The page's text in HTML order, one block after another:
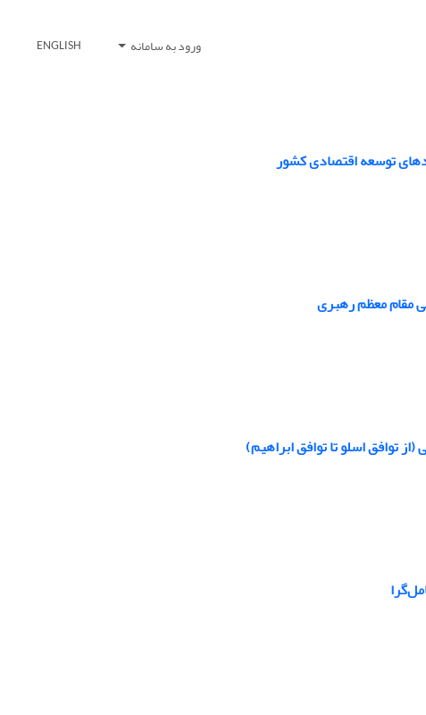
ورود به سامانه ENGLISH
توسعه اقتصادی کشور
مقام معظم رهبری
توافق اسلو تا توافق ابراهیم)